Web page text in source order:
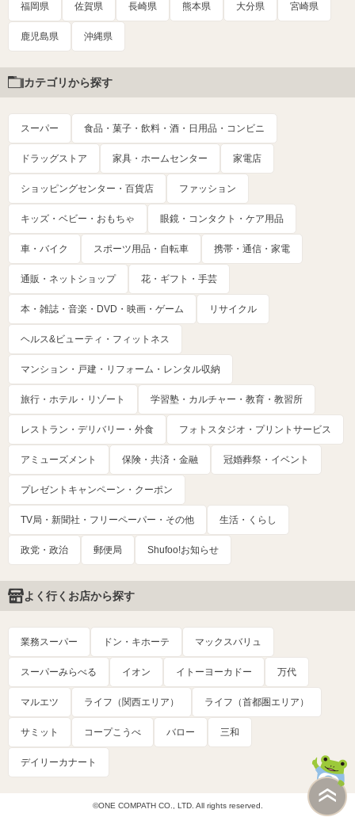
福岡県 佐賀県 長崎県 熊本県 大分県 宮崎県
鹿児島県 沖縄県
カテゴリから探す
スーパー 食品・菓子・飲料・酒・日用品・コンビニ
ドラッグストア 家具・ホームセンター 家電店
ショッピングセンター・百貨店 ファッション
キッズ・ベビー・おもちゃ 眼鏡・コンタクト・ケア用品
車・バイク スポーツ用品・自転車 携帯・通信・家電
通販・ネットショップ 花・ギフト・手芸
本・雑誌・音楽・DVD・映画・ゲーム リサイクル
ヘルス&ビューティ・フィットネス
マンション・戸建・リフォーム・レンタル収納
旅行・ホテル・リゾート 学習塾・カルチャー・教育・教習所
レストラン・デリバリー・外食 フォトスタジオ・プリントサービス
アミューズメント 保険・共済・金融 冠婚葬祭・イベント
プレゼントキャンペーン・クーポン
TV局・新聞社・フリーペーパー・その他 生活・くらし
政党・政治 郵便局 Shufoo!お知らせ
よく行くお店から探す
業務スーパー ドン・キホーテ マックスバリュ
スーパーみらべる イオン イトーヨーカドー 万代
マルエツ ライフ（関西エリア） ライフ（首都圏エリア）
サミット コープこうべ バロー 三和
デイリーカナート
©ONE COMPATH CO., LTD. All rights reserved.